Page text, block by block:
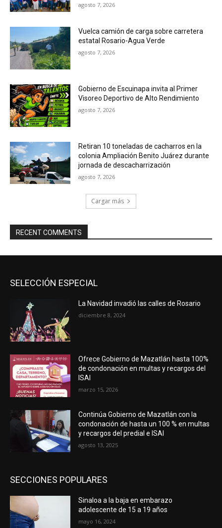
agosto 7, 2026
Vuelca camión de carga sobre carretera
estatal Rosario-Agua Verde
agosto 7, 2026
Gobierno de Escuinapa invita al Primer
Visoreo Deportivo de Alto Rendimiento
agosto 7, 2026
Retiran 10 toneladas de cacharros en la
colonia Ampliación Benito Juárez durante
jornada de descacharrización
agosto 7, 2026
Cargar más
RECENT COMMENTS
SELECCIÓN ESPECIAL
La Navidad invadió las calles de Rosario
diciembre 8, 2024
Ofrece Gobierno de Mazatlán hasta 100%
de condonación en multas y recargos del
ISAI
marzo 15, 2026
Continúa Gobierno de Mazatlán con la
condonación de hasta un 100 % en multas
y recargos del predial e ISAI
agosto 13, 2025
SECCIONES POPULARES
Sinaloa a la baja en embarazo
adolescente de 15 a 19 años
mayo 16, 2024